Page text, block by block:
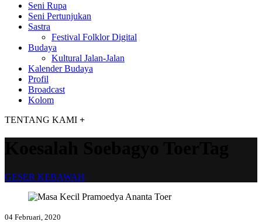
Seni Rupa
Seni Pertunjukan
Sastra
Festival Folklor Digital
Budaya
Kultural Jalan-Jalan
Kalender Budaya
Profil
Broadcast
Kolom
TENTANG KAMI +
GESER KEBAWAH
04 Februari, 2020